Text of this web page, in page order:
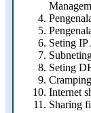
Seting
Seting
Internet
Sharing